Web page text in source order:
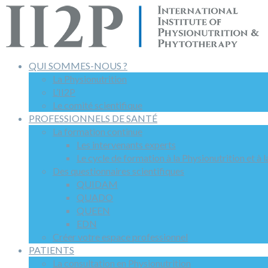
QUI SOMMES-NOUS ?
La Physionutrition
L’II2P
Le comité scientifique
PROFESSIONNELS DE SANTÉ
La formation continue
Les intervenants experts
Le cycle de formation à la Physionutrition et à
Des questionnaires scientifiques
QUIDAM
QUADO
QUEEN
EDN
Créer votre espace professionnel
PATIENTS
La consultation en Physionutrition